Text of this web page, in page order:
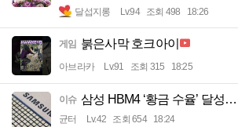
달섭지롱 Lv.94 조회 498 18:26
게임 붉은사막 호크아이
아브라카 Lv.91 조회 315 18:25
이슈 삼성 HBM4 ‘황금 수율’ 달성
균터 Lv.42 조회 654 18:24